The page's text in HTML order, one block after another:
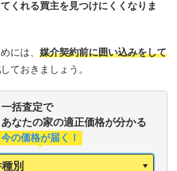
くれる買主を見つけにくくなりま
には、 媒介契約前に囲い込みをして
しておきましょう。
一括査定で
あなたの家の適正価格が分かる
今の価格が届く！